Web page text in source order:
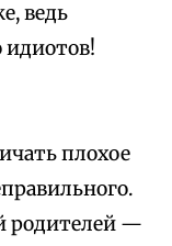
ведь
идиотов!
плохое
родителей —